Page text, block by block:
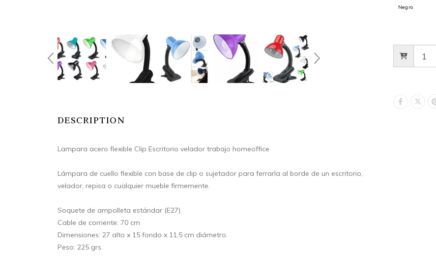
DESCRIPTION
Lampara acero flexible Clip Escritorio velador trabajo homeoffice
Lámpara de cuello flexible con base de clip o sujetador para ferrarla al borde de un escritorio,
velador, repisa o cualquier mueble firmemente.
Soquete de ampolleta estándar (E27).
Cable de corriente: 70 cm
Dimensiones: 27 alto x 15 fondo x 11,5 cm diámetro.
Peso: 225 grs.
Negro